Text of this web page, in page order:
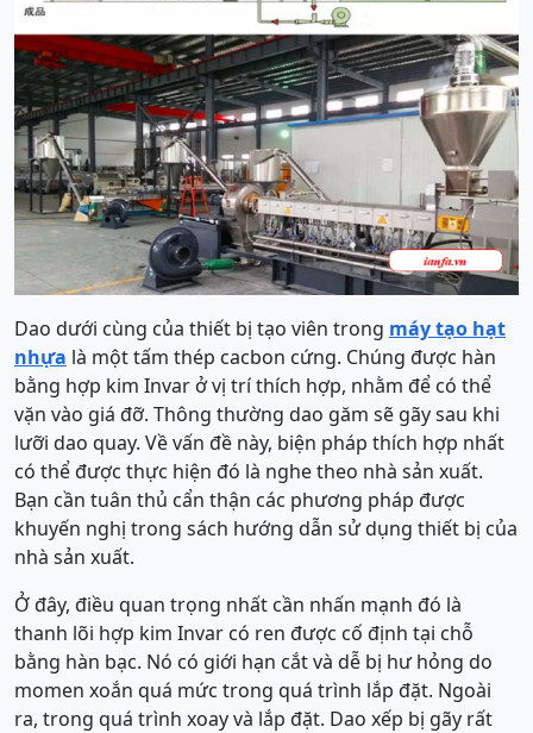
Dao dưới cùng của thiết bị tạo viên trong máy tạo hạt
nhựa là một tấm thép cacbon cứng. Chúng được hàn
bằng hợp kim Invar ở vị trí thích hợp, nhằm để có thể
vặn vào giá đỡ. Thông thường dao găm sẽ gãy sau khi
lưỡi dao quay. Về vấn đề này, biện pháp thích hợp nhất
có thể được thực hiện đó là nghe theo nhà sản xuất.
Bạn cần tuân thủ cẩn thận các phương pháp được
khuyến nghị trong sách hướng dẫn sử dụng thiết bị của
nhà sản xuất.
Ở đây, điều quan trọng nhất cần nhấn mạnh đó là
thanh lõi hợp kim Invar có ren được cố định tại chỗ
bằng hàn bạc. Nó có giới hạn cắt và dễ bị hư hỏng do
momen xoắn quá mức trong quá trình lắp đặt. Ngoài
ra, trong quá trình xoay và lắp đặt. Dao xếp bị gãy rất